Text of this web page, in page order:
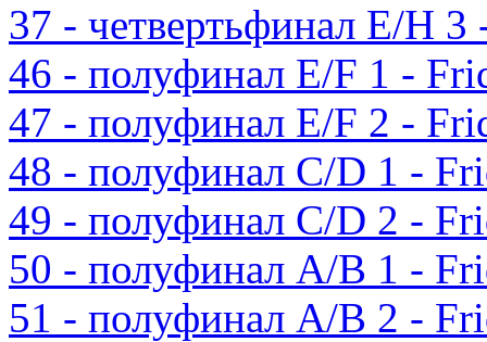
37 - четвертьфинал E/H
46 - полуфинал E/F 1 -
47 - полуфинал E/F 2 -
48 - полуфинал C/D 1 -
49 - полуфинал C/D 2 -
50 - полуфинал A/B 1 -
51 - полуфинал A/B 2 -